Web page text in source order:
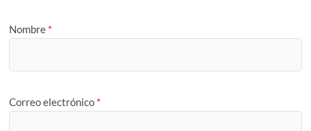
Nombre *
Correo electrónico *